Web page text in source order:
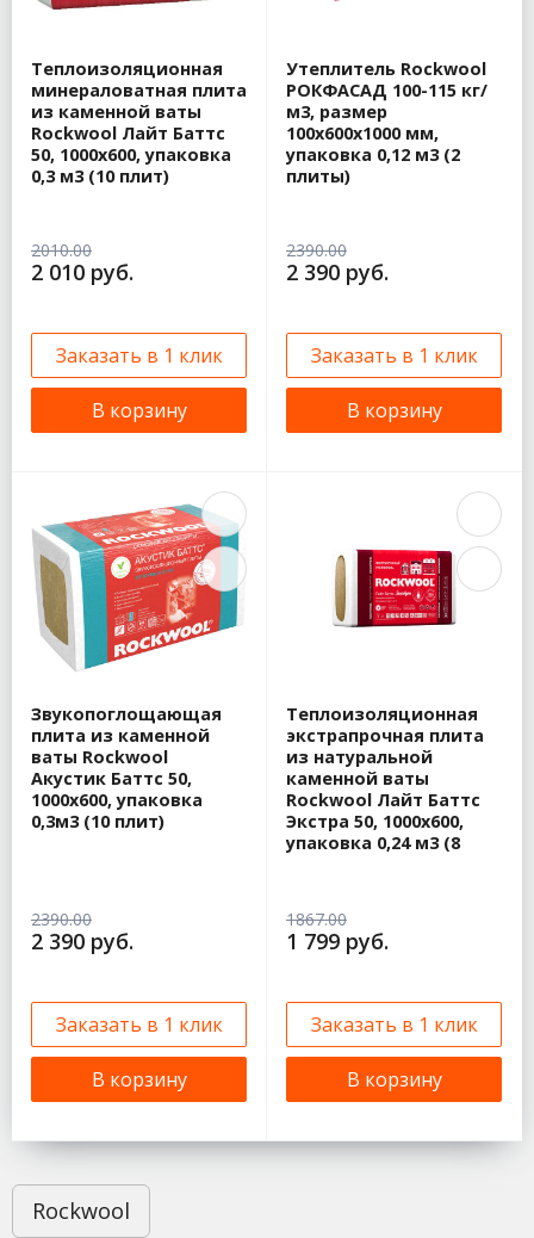
Теплоизоляционная
минераловатная плита
из каменной ваты
Rockwool Лайт Баттс
50, 1000х600, упаковка
0,3 м3 (10 плит)
2010.00
2 010 руб.
Заказать в 1 клик
В корзину
Утеплитель Rockwool
РОКФАСАД 100-115 кг/
м3, размер
100х600х1000 мм,
упаковка 0,12 м3 (2
плиты)
2390.00
2 390 руб.
Заказать в 1 клик
В корзину
Звукопоглощающая
плита из каменной
ваты Rockwool
Акустик Баттс 50,
1000х600, упаковка
0,3м3 (10 плит)
2390.00
2 390 руб.
Заказать в 1 клик
В корзину
Теплоизоляционная
экстрапрочная плита
из натуральной
каменной ваты
Rockwool Лайт Баттс
Экстра 50, 1000х600,
упаковка 0,24 м3 (8
1867.00
1 799 руб.
Заказать в 1 клик
В корзину
Rockwool